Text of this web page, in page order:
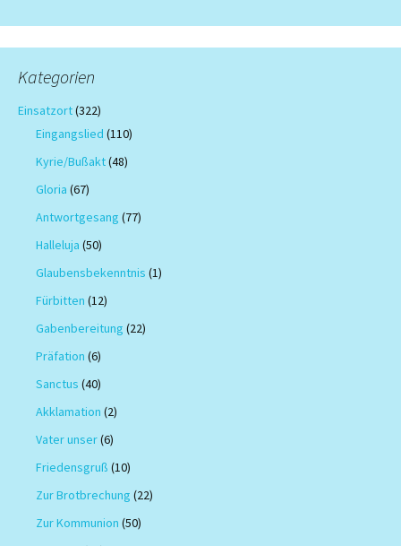
Kategorien
Einsatzort(322)
Eingangslied (110)
Kyrie/Bußakt(48)
Gloria (67)
Antwortgesang (77)
Halleluja (50)
Glaubensbekenntnis (1)
Fürbitten (12)
Gabenbereitung (22)
Präfation (6)
Sanctus (40)
Akklamation (2)
Vater unser(6)
Friedensgruß (10)
Zur Brotbrechung (22)
Zur Kommunion (50)